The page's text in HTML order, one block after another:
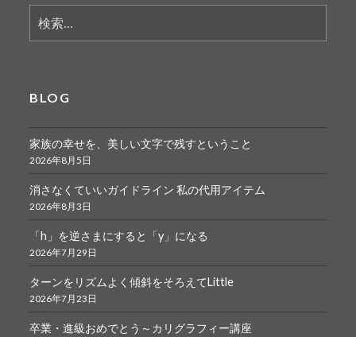
索:
BLOG
家族の幸せを、美しい文字で残すということ
2026年8月5日
消さなくていいガイドライン 私の代用アイテム
2026年8月3日
「h」を逆さまにすると「y」になる
2026年7月29日
ターンをリズムよく傾斜をそろえてLittle
2026年7月23日
卒業・進級おめでとう～カリグラフィー講座